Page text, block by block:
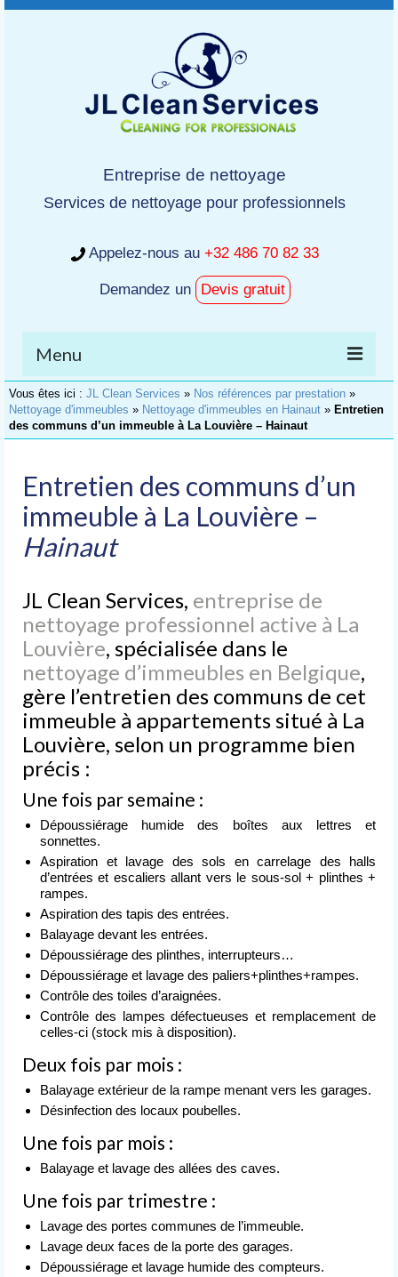
Entreprise de nettoyage
Services de nettoyage pour professionnels
Appelez-nous au +32 486 70 82 33
Demandez un Devis gratuit
Menu
Accueil
Nettoyage
Nettoyage
d’Immeubles
Nettoyage
de Commerces
Lavage
de Vitres
Nettoyages
spéciaux
Nettoyage après chantier
Nettoyage après sinistre
Nettoyage après déménagement
Nettoyage après événement
L’entreprise
de nettoyage
Devis
gratuit
Contact
Vous êtes ici : JL Clean Services » Nos références par prestation »
Nettoyage d'immeubles » Nettoyage d'immeubles en Hainaut » Entretien
des communs d’un immeuble à La Louvière – Hainaut
Entretien des communs d’un
immeuble à La Louvière –
Hainaut
JL Clean Services, entreprise de
nettoyage professionnel active à La
Louvière, spécialisée dans le
nettoyage d’immeubles en Belgique,
gère l’entretien des communs de cet
immeuble à appartements situé à La
Louvière, selon un programme bien
précis :
Une fois par semaine :
Dépoussiérage humide des boîtes aux lettres et
sonnettes.
Aspiration et lavage des sols en carrelage des halls
d’entrées et escaliers allant vers le sous-sol + plinthes +
rampes.
Aspiration des tapis des entrées.
Balayage devant les entrées.
Dépoussiérage des plinthes, interrupteurs…
Dépoussiérage et lavage des paliers+plinthes+rampes.
Contrôle des toiles d’araignées.
Contrôle des lampes défectueuses et remplacement de
celles-ci (stock mis à disposition).
Deux fois par mois :
Balayage extérieur de la rampe menant vers les garages.
Désinfection des locaux poubelles.
Une fois par mois :
Balayage et lavage des allées des caves.
Une fois par trimestre :
Lavage des portes communes de l’immeuble.
Lavage deux faces de la porte des garages.
Dépoussiérage et lavage humide des compteurs.